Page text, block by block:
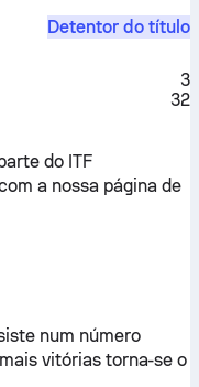
Detentor do título
3
32
do ITF
a nossa página de
num número
vitórias torna-se o